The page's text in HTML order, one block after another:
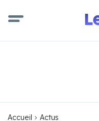
Accueil Actus